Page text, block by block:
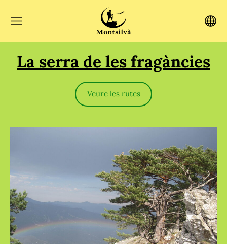
La serra de les fragàncies
Veure les rutes